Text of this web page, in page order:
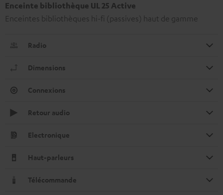
Enceinte bibliothèque UL 25 Active
Enceintes bibliothèques hi-fi (passives) haut de gamme
Radio
Dimensions
Connexions
Retour audio
Electronique
Haut-parleurs
Télécommande